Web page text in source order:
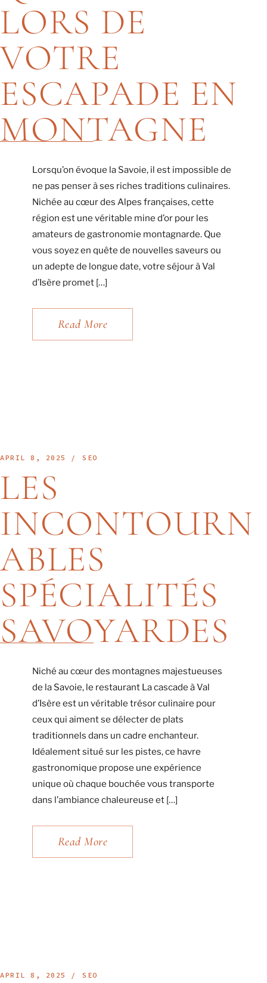
LORS DE
VOTRE
ESCAPADE EN
MONTAGNE
Lorsqu’on évoque la Savoie, il est impossible de
ne pas penser à ses riches traditions culinaires.
Nichée au cœur des Alpes françaises, cette
région est une véritable mine d’or pour les
amateurs de gastronomie montagnarde. Que
vous soyez en quête de nouvelles saveurs ou
un adepte de longue date, votre séjour à Val
d’Isère promet […]
Read More
APRIL 8, 2025 SEO
LES
INCONTOURN
ABLES
SPÉCIALITÉS
SAVOYARDES
Niché au cœur des montagnes majestueuses
de la Savoie, le restaurant La cascade à Val
d’Isère est un véritable trésor culinaire pour
ceux qui aiment se délecter de plats
traditionnels dans un cadre enchanteur.
Idéalement situé sur les pistes, ce havre
gastronomique propose une expérience
unique où chaque bouchée vous transporte
dans l’ambiance chaleureuse et […]
Read More
APRIL 8, 2025 SEO